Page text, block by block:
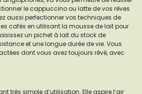
le cappuccino ou latte de vos rêves
aussi perfectionner vos techniques de
cafés en utilisant la mousse de lait pour
un pichet à lait du stock de
et une longue durée de vie. Vous
dont vous avez toujours rêvé, avec
très simple d’utilisation. Elle aspire l’air